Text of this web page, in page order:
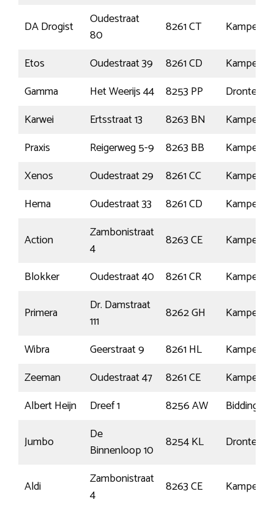
DA Drogist
Oudestraat
80
8261 CT
Kampen
Etos
Oudestraat 39 8261 CD
Kampen
Gamma
Het Weerijs 44 8253 PP
Dronten
Karwei
Ertsstraat 13 8263 BN
Kampen
Praxis
Reigerweg 5-9 8263 BB
Kampen
Xenos
Oudestraat 29 8261 CC
Kampen
Hema
Oudestraat 33 8261 CD
Kampen
Action
Zambonistraat
4
8263 CE
Kampen
Blokker
Oudestraat 40 8261 CR
Kampen
Primera
Dr. Damstraat
111
8262 GH
Kampen
Wibra
Geerstraat 9 8261 HL
Kampen
Zeeman
Oudestraat 47 8261 CE
Kampen
Albert Heijn
Dreef 1 8256 AW
Jumbo
De
Binnenloop 10
8254 KL Dronten
Aldi
Zambonistraat
4
8263 CE
Kampen